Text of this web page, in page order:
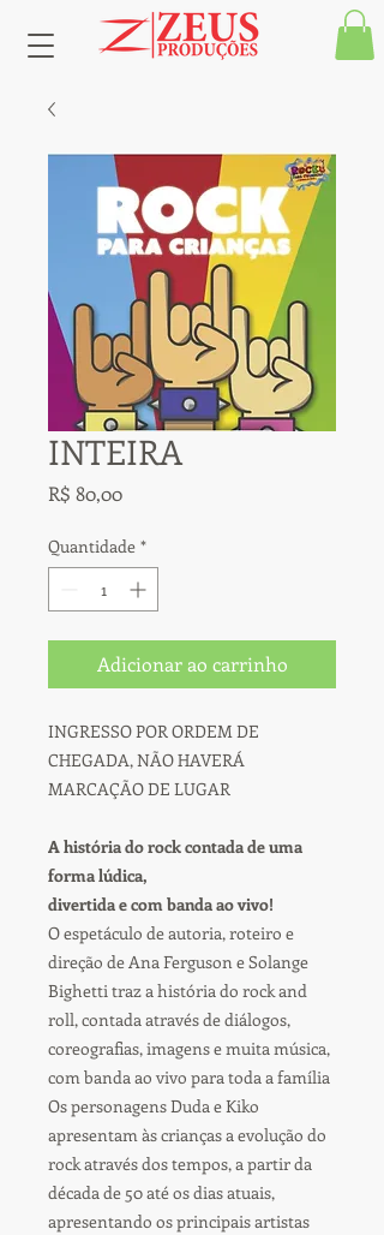
INTEIRA
R$ 80,00Preço
Quantidade *
Adicionar ao carrinho
INGRESSO POR ORDEM DE
CHEGADA, NÃO HAVERÁ
MARCAÇÃO DE LUGAR
A história do rock contada de uma
forma lúdica,
divertida e com banda ao vivo!
O espetáculo de autoria, roteiro e
direção de Ana Ferguson e Solange
Bighetti traz a história do rock and
roll, contada através de diálogos,
coreografias, imagens e muita música,
com banda ao vivo para toda a família
Os personagens Duda e Kiko
apresentam às crianças a evolução do
rock através dos tempos, a partir da
década de 50 até os dias atuais,
apresentando os principais artistas